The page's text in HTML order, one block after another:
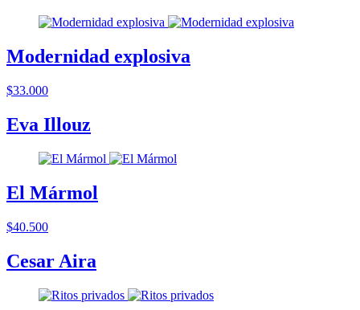
Modernidad explosiva
$33.000
Eva Illouz
El Mármol
$40.500
Cesar Aira